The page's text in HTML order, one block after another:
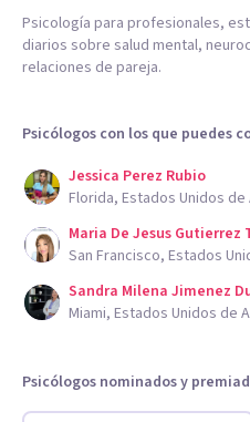
Psicología para profesionales,
diarios sobre salud mental,
relaciones de pareja.
Psicólogos con los que puedes
Jessica Perez Rubio
Florida, Estados Unidos de
Maria De Jesus Gutierrez
San Francisco, Estados
Sandra Milena Jimenez
Miami, Estados Unidos de
Psicólogos nominados y